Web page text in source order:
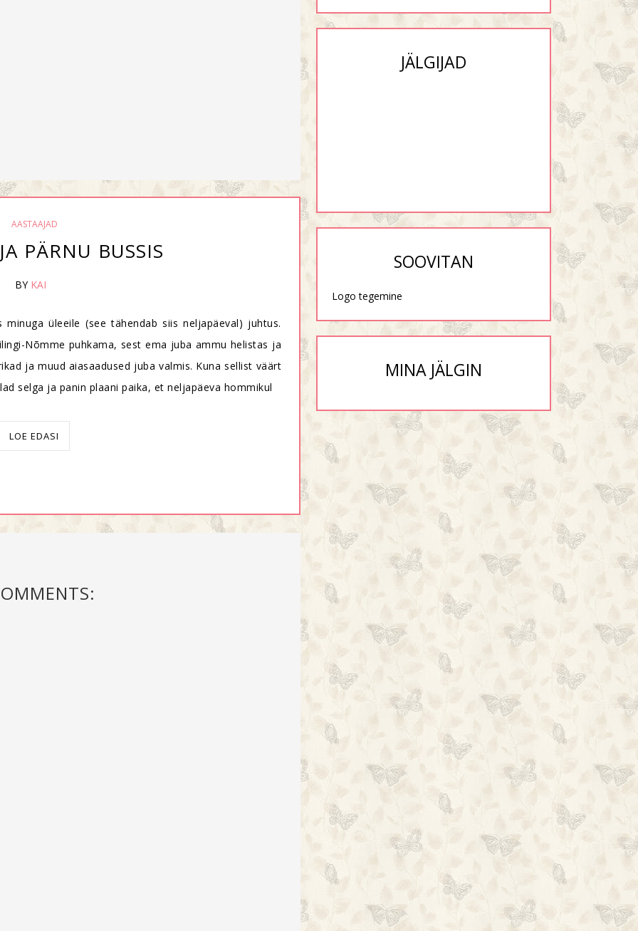
AASTAAJAD
PÄRNU BUSSIS
BY KAI
üleeile (see tähendab siis neljapäeval) juhtus.
Nõmme puhkama, sest ema juba ammu helistas ja
ja muud aiasaadused juba valmis. Kuna sellist väärt
selga ja panin plaani paika, et neljapäeva hommikul
LOE EDASI
JÄLGIJAD
SOOVITAN
Logo tegemine
MINA JÄLGIN